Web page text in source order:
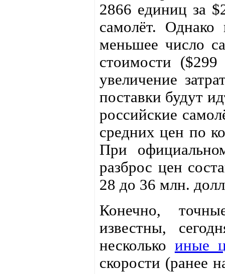
2866 единиц за
самолёт. Однако
меньшее число
стоимости
увеличение
поставки будут
российские
средних цен по
При
разброс цен
28 до 36 млн.
Конечно,
известны,
несколько иные
скорости (ранее